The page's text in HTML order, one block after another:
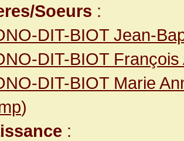
Soeurs :
DIT-BIOT Jean-
DIT-BIOT François
DIT-BIOT Marie
)
: